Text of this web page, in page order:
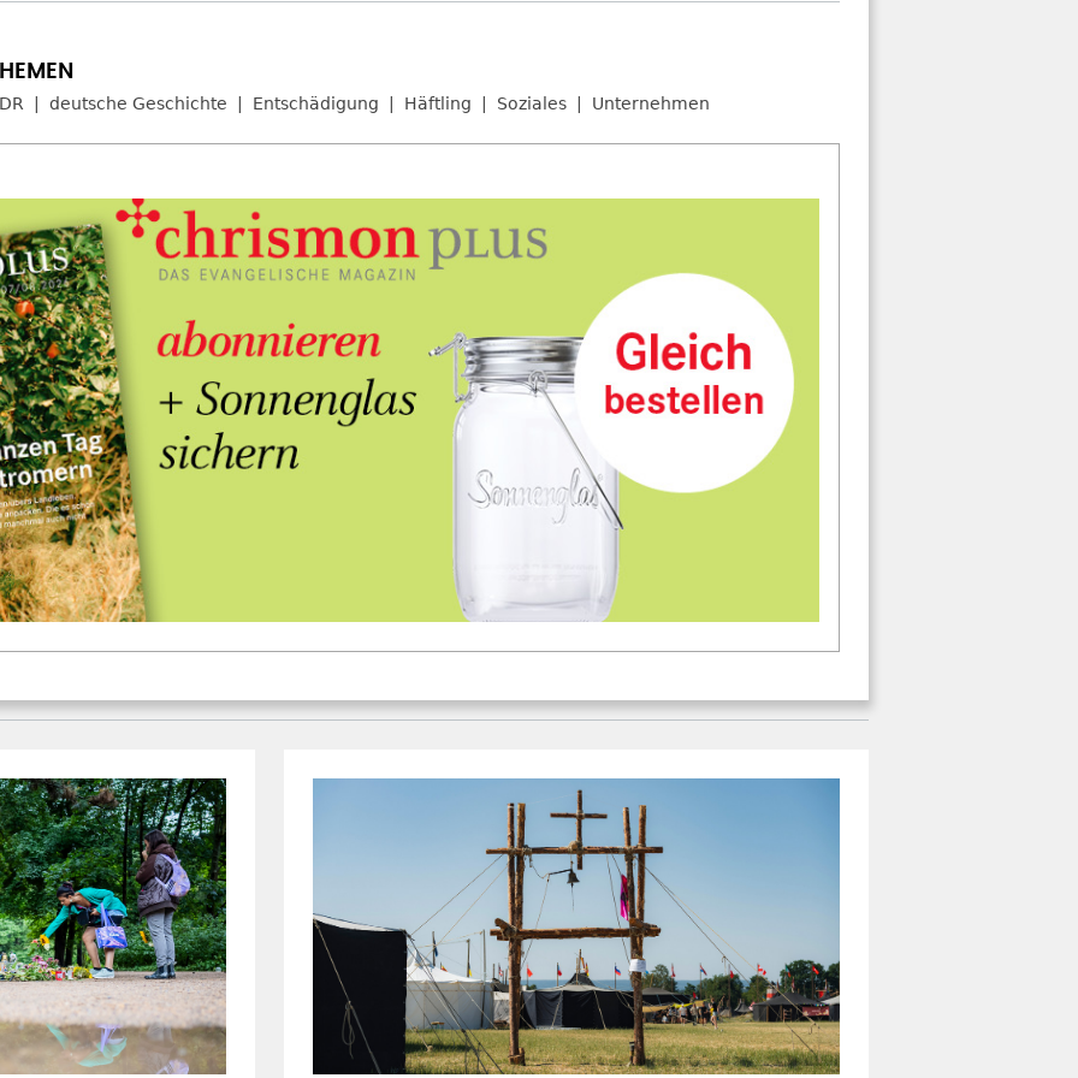
deutsche Geschichte Entschädigung Häftling Soziales Unternehmen